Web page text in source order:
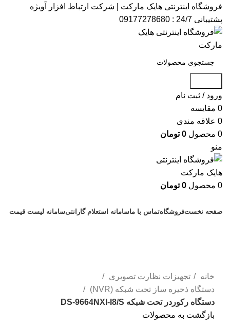
فروشگاه اینترنتی هایک مارکت | شرکت ارتباط افزار آویژه​
پشتیبانی 24/7 : 09177278680
ورود / ثبت نام
0 مقایسه
0 علاقه مندی
0 محصول 0 تومان
منو
0 محصول 0 تومان
صفحه نخستفروشگاهتماس با ماسامانه استعلام گارانتیسامانه لیست قیمت
خانه
تجهیزات نظارت تصویری
دستگاه ذخیره ساز تحت شبکه (NVR)
دستگاه رکوردر تحت شبکه DS-9664NXI-I8/S
بازگشت به محصولات